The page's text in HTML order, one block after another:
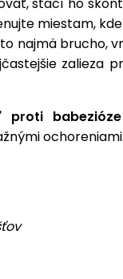
stačí ho
miestam,
najmä brucho,
zalieza
proti
ochoreniami.